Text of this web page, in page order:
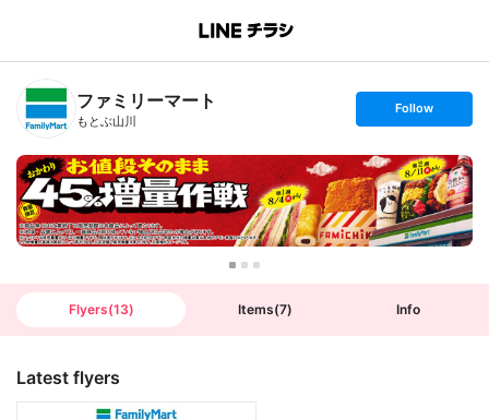
B
n
T
ファミリーマート
もとぶ山川
s
t
o
l
l
o
w
Follow
Flyers(13) Items(7) Info
Latest flyers